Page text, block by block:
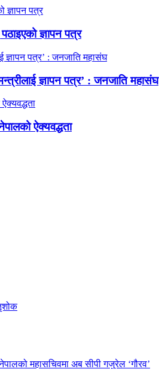
ज्ञापन पत्र
ज्ञापन पत्र’ : जनजाति महासंघ
ऐक्यवद्धता